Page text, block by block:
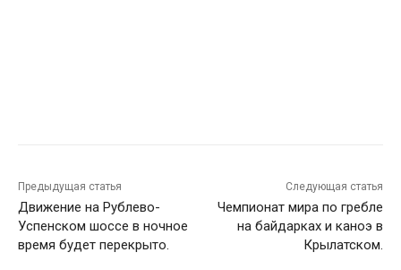
Предыдущая статья
Движение на Рублево-
Успенском шоссе в ночное
время будет перекрыто.
Следующая статья
Чемпионат мира по гребле
на байдарках и каноэ в
Крылатском.